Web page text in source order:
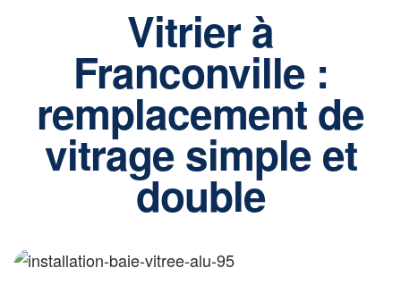
Vitrier à
Franconville :
remplacement de
vitrage simple et
double